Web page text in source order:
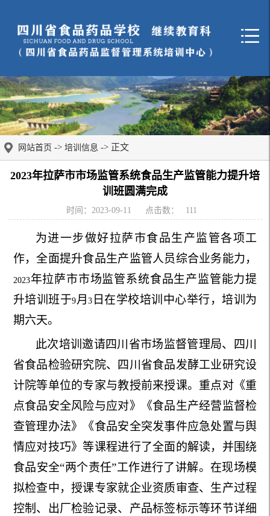
网站首页 -> 培训信息 -> 正文
2023年拉萨市市场监管系统食品生产监管能力提升培
训班圆满完成
时间：2023-09-11 点击数： 111
为进一步做好拉萨市食品生产监管各项工
作，全面提升食品生产监管人员综合业务能力，
2023年拉萨市市场监管系统食品生产监管能力提
升培训班于9 月3 日在学校培训中心举行，培训为
期六天。
此次培训邀请四川省市场监督管理局、四川
省食品检验研究院、四川省食品发酵工业研究设
计院等单位的专家与教授前来授课。重点对《重
点食品安全风险与应对》《食品生产经营监督检
查管理办法》《食品安全突发事件应急处置与舆
情应对技巧》等课程进行了全面的解读，并围绕
食品安全“两个责任”工作进行了讲解。在现场模
拟检查中，授课专家就企业资质审查、生产过程
控制、出厂检验记录、产品标签标示等环节详细